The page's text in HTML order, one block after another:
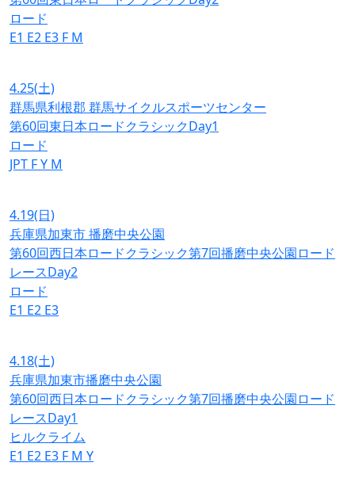
ロード
E1 E2 E3 F M
4.25(土)
群馬県利根郡 群馬サイクルスポーツセンター
第60回東日本ロードクラシックDay1
ロード
JPT FY M
4.19(日)
兵庫県加東市 播磨中央公園
第60回西日本ロードクラシック第7回播磨中央公園ロード
レースDay2
ロード
E1 E2 E3
4.18(土)
兵庫県加東市播磨中央公園
第60回西日本ロードクラシック第7回播磨中央公園ロード
レースDay1
ヒルクライム
E1 E2 E3 F M Y